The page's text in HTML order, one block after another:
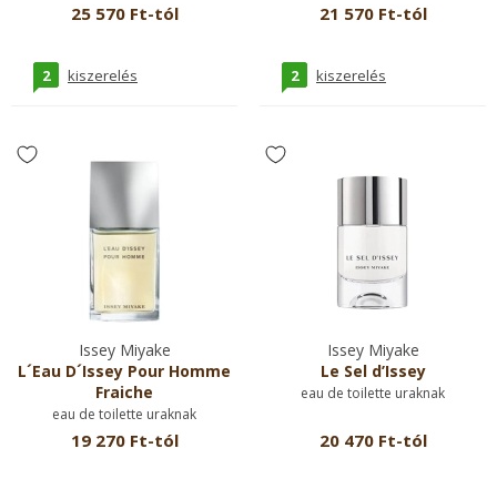
25 570 Ft-tól
2 kiszerelés
21 570 Ft-tól
2 kiszerelés
Issey Miyake
L´Eau D´Issey Pour Homme
Fraiche
eau de toilette uraknak
19 270 Ft-tól
Issey Miyake
Le Sel d’Issey
eau de toilette uraknak
20 470 Ft-tól